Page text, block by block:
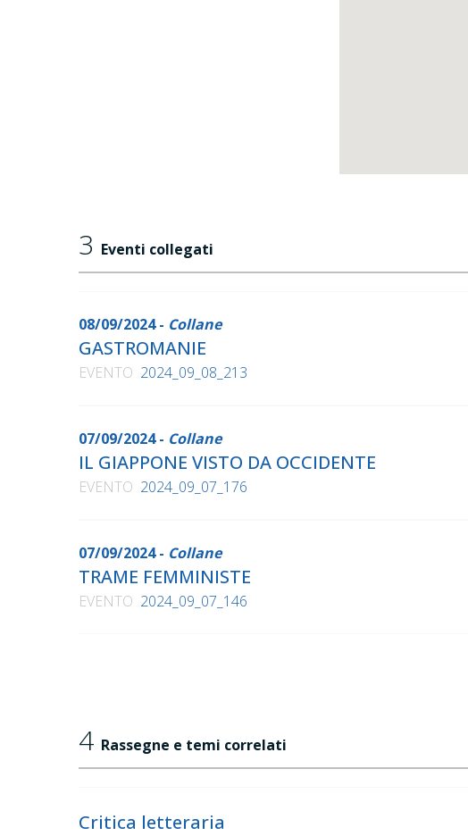
3 Eventi collegati
08/09/2024 - Collane
GASTROMANIE
EVENTO 2024_09_08_213
07/09/2024 - Collane
IL GIAPPONE VISTO DA OCCIDENTE
EVENTO 2024_09_07_176
07/09/2024 - Collane
TRAME FEMMINISTE
EVENTO 2024_09_07_146
4 Rassegne e temi correlati
Critica letteraria